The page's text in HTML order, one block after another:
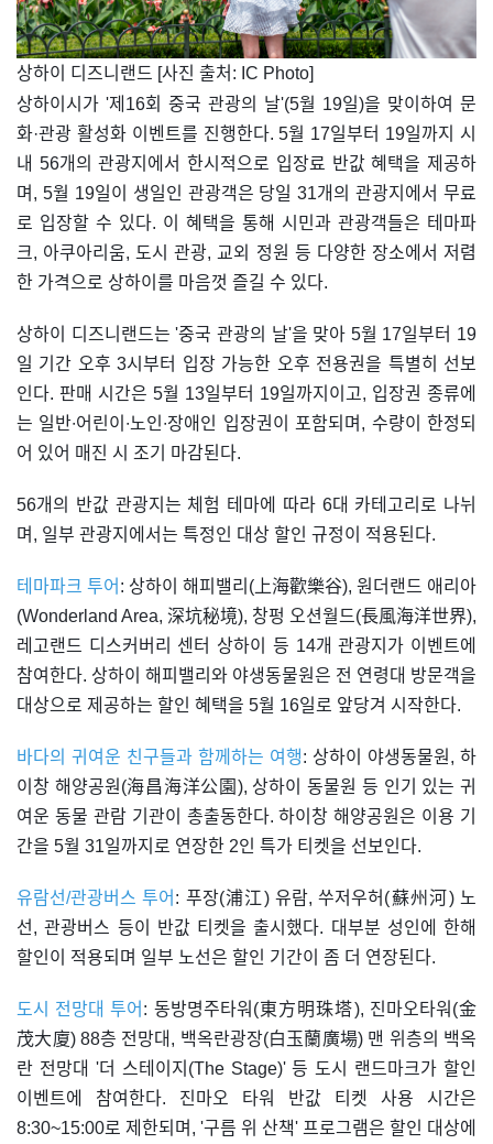
​상하이 디즈니랜드 [사진 출처: IC Photo]
상하이시가 '제16회 중국 관광의 날'(5월 19일)을 맞이하여 문
화·관광 활성화 이벤트를 진행한다. 5월 17일부터 19일까지 시
내 56개의 관광지에서 한시적으로 입장료 반값 혜택을 제공하
며, 5월 19일이 생일인 관광객은 당일 31개의 관광지에서 무료
로 입장할 수 있다. 이 혜택을 통해 시민과 관광객들은 테마파
크, 아쿠아리움, 도시 관광, 교외 정원 등 다양한 장소에서 저렴
한 가격으로 상하이를 마음껏 즐길 수 있다.
상하이 디즈니랜드는 '중국 관광의 날'을 맞아 5월 17일부터 19
일 기간 오후 3시부터 입장 가능한 오후 전용권을 특별히 선보
인다. 판매 시간은 5월 13일부터 19일까지이고, 입장권 종류에
는 일반∙어린이∙노인∙장애인 입장권이 포함되며, 수량이 한정되
어 있어 매진 시 조기 마감된다.
56개의 반값 관광지는 체험 테마에 따라 6대 카테고리로 나뉘
며, 일부 관광지에서는 특정인 대상 할인 규정이 적용된다.
테마파크 투어 : 상하이 해피밸리(上海歡樂谷), 원더랜드 애리아
(Wonderland Area, 深坑秘境), 창펑 오션월드(長風海洋世界),
레고랜드 디스커버리 센터 상하이 등 14개 관광지가 이벤트에
참여한다. 상하이 해피밸리와 야생동물원은 전 연령대 방문객을
대상으로 제공하는 할인 혜택을 5월 16일로 앞당겨 시작한다.
바다의 귀여운 친구들과 함께하는 여행: 상하이 야생동물원, 하
이창 해양공원(海昌海洋公園), 상하이 동물원 등 인기 있는 귀
여운 동물 관람 기관이 총출동한다. 하이창 해양공원은 이용 기
간을 5월 31일까지로 연장한 2인 특가 티켓을 선보인다.
유람선/관광버스 투어 : 푸장(浦江) 유람, 쑤저우허(蘇州河) 노
선, 관광버스 등이 반값 티켓을 출시했다. 대부분 성인에 한해
할인이 적용되며 일부 노선은 할인 기간이 좀 더 연장된다.
도시 전망대 투어 : 동방명주타워(東方明珠塔), 진마오타워(金
茂大廈) 88층 전망대, 백옥란광장(白玉蘭廣場) 맨 위층의 백옥
란 전망대 '더 스테이지(The Stage)' 등 도시 랜드마크가 할인
이벤트에 참여한다. 진마오 타워 반값 티켓 사용 시간은
8:30~15:00로 제한되며, '구름 위 산책' 프로그램은 할인 대상에